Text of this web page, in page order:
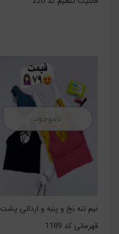
نیم تنه نخ و پنبه و.ارداتی پشت
قهرمانی کد 1189
ناموجود